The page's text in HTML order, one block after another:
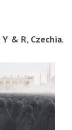
Y & R, Czechia.